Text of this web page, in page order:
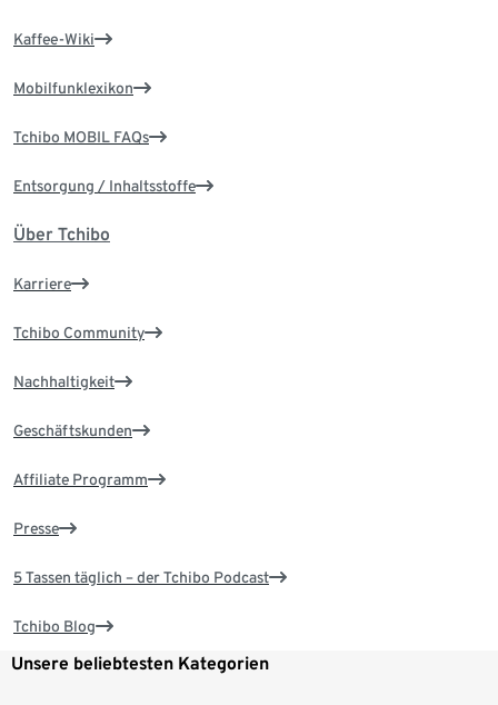
Kaffee-Wiki
Mobilfunklexikon
Tchibo MOBIL FAQs
Entsorgung / Inhaltsstoffe
Über Tchibo
Karriere
Tchibo Community
Nachhaltigkeit
Geschäftskunden
Affiliate Programm
Presse
5 Tassen täglich – der Tchibo Podcast
Tchibo Blog
Unsere beliebtesten Kategorien